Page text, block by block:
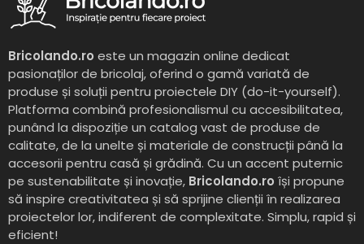
Bricolando.ro este un magazin online dedicat
pasionaților de bricolaj, oferind o gamă variată de
produse și soluții pentru proiectele DIY (do-it-yourself).
Platforma combină profesionalismul cu accesibilitatea,
punând la dispoziție un catalog vast de produse de
calitate, de la unelte și materiale de construcții până la
accesorii pentru casă și grădină. Cu un accent puternic
pe sustenabilitate și inovație, Bricolando.ro își propune
să inspire creativitatea și să sprijine clienții în realizarea
proiectelor lor, indiferent de complexitate. Simplu, rapid și
eficient!